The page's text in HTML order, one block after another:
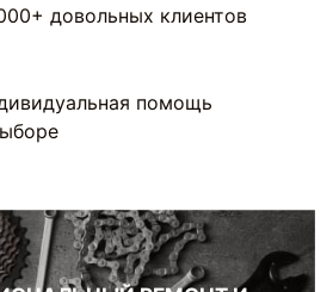
довольных клиентов
помощь